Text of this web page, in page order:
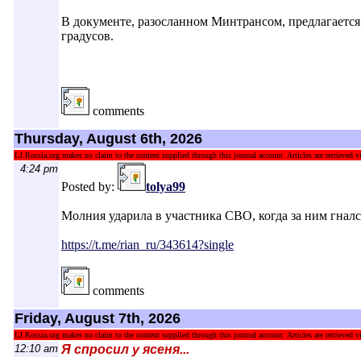
В документе, разосланном Минтрансом,
градусов.
comments
Thursday, August 6th, 2026
LJ.Rossia.org makes no claim to the content supplied through this journal account. Articles are retrieved
4:24 pm
Posted by: tolya99
Молния ударила в участника СВО, когда за ним
https://t.me/rian_ru/343614?single
comments
Friday, August 7th, 2026
LJ.Rossia.org makes no claim to the content supplied through this journal account. Articles are retrieved
12:10 am Я спросил у ясеня...